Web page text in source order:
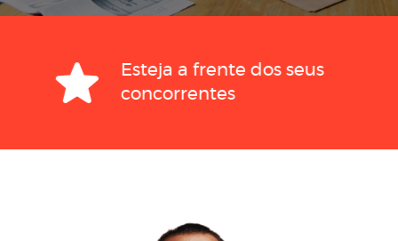
Esteja a frente dos seus
concorrentes